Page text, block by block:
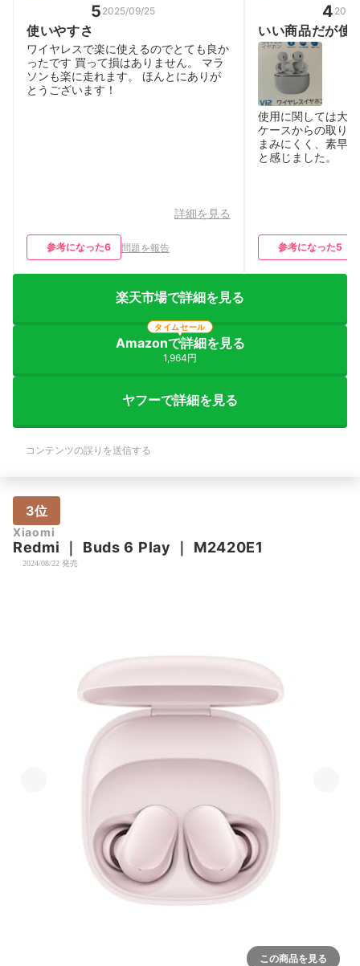
5 2025/09/25
使いやすさ
ワイヤレスで楽に使えるのでとても良か
ったです 買って損はありません。 マラ
ソンも楽に走れます。 ほんとにありが
とうございます！
詳細を見る
参考になった6 問題を報告
4
いい商品だが使
る。
使用に関しては大
ケースからの取り
まみにくく、素早
と感じました。
参考になった5
楽天市場で詳細を見る
Amazonで詳細を見る
1,964円
タイムセール
ヤフーで詳細を見る
コンテンツの誤りを送信する
3位
Xiaomi
Redmi ｜ Buds 6 Play ｜ M2420E1
2024/08/22 発売
この商品を見る